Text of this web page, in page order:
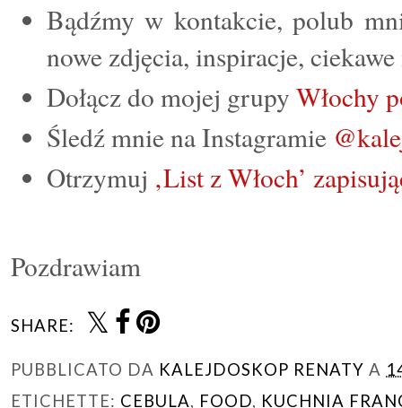
Bądźmy w kontakcie, polub
nowe zdjęcia, inspiracje,
Dołącz do mojej grupy Włochy
Śledź mnie na Instagramie
Otrzymuj ‚List z Włoch’
Pozdrawiam
SHARE:
PUBBLICATO DA KALEJDOSKOP RENATY A
ETICHETTE: CEBULA, FOOD, KUCHNIA